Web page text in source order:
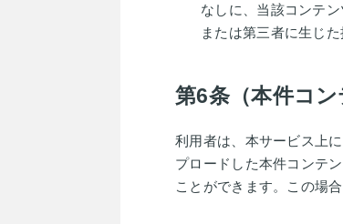
なしに、当該コンテ
または第三者に生じ
第6条（本件コン
利用者は、本サービス上
プロードした本件コンテ
ことができます。この場